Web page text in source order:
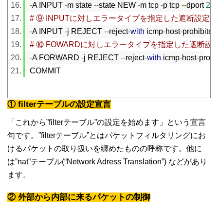
-A INPUT -m state --state NEW -m tcp -p tcp --dport 22
# ⑨ INPUTに対しエラータイプを指定した遮断設定 #
-A INPUT -j REJECT --reject-with icmp-host-prohibited
# ⑩ FOWARDに対しエラータイプを指定した遮断設
-A FORWARD -j REJECT --reject-with icmp-host-
COMMIT
① filterテーブルの設定宣言
「これから”filterテーブル”の設定を始めます」という宣言
句です。”filterテーブル”とはパケットフィルタリングにお
けるパケットの取り扱いを纏めたものの呼称です。他に
は”nat”テーブル(“Network Adress Translation”) などがあり
ます。
② 外部から内部に来るパケットの制御